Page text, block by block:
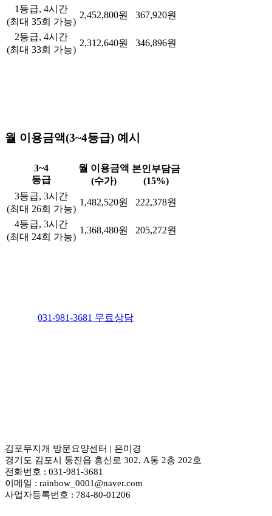
1등급, 4시간
(최대 35회 가능)
2,452,800원 367,920원
2등급, 4시간
(최대 33회 가능)
2,312,640원 346,896원
월 이용금액(3~4등급) 예시
3~4
등급
월 이용금액
(수가)
본인부담금
(15%)
3등급, 3시간
(최대 26회 가능)
1,482,520원 222,378원
4등급, 3시간
(최대 24회 가능)
1,368,480원 205,272원
031-981-3681 무료상담
김포무지개 방문요양센터 | 은미경
경기도 김포시 통진읍 흥신로 302, A동 2층 202호
전화번호 : 031-981-3681
이메일 : rainbow_0001@naver.com
사업자등록번호 : 784-80-01206